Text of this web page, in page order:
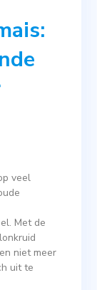
veel
Met de
niet meer
uit te